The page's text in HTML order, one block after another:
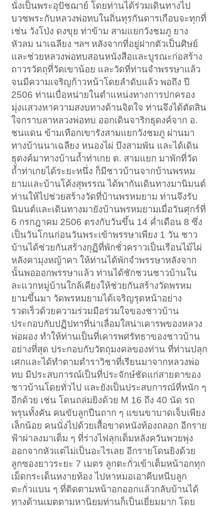
นั่งเป็นพระอุปัชฌาย์ โดยท่านได้ร่วมเดินทางไป
บวชพระกับหลวงพ่อทบในถิ่นทุรกันดารเกือบจะทุกที่
เช่น วังโป่ง ดงขุย ท่าข้าม สามแยกวังชมภู ยาง
หัวลม นาเฉลียง ฯลฯ หลังจากที่อยู่ฝากตัวเป็นศิษย์
และช่วยหลวงพ่อทบสอนหนังสือและบูรณะก่อสร้าง
ถาวรวัตถุที่วัดเขาน้อย และวัดที่ท่านจำพรรษาแล้ว
จนมีความเจริญก้าวหน้าโดยลำดับแล้ว พอถึง ปี
2506 ท่านเบื่อหน่ายในตำแหน่งทางการปกครอง
มุ่งแสวงหาความสงบทางด้านจิตใจ ท่านจึงได้ตัดสิน
ใจกราบลาหลวงพ่อทบ ออกเดินจาริกธุดงค์จาก อ.
ชนแดน ข้ามเทือกเขารังสามแยกวังชมภู ผ่านมา
ทางบ้านนาเฉลียง หนองไผ่ บึงสามพัน และได้เดิน
ธุดงค์มาทางบ้านถ้ำท่าเกย ต. สามแยก มาพักที่วัด
ถ้ำท่าเกยได้ระยะหนึ่ง ก็มีชาวบ้านจากบ้านพรหม
ยามและบ้านโค้งสุพรรณ ได้พากันเดินทางมานิมนต์
ท่านให้ไปช่วยสร้างวัดที่บ้านพรหมยาม ท่านจึงรับ
นิมนต์และเดินทางมายังบ้านพรหมยามเมื่อวันศุกร์ที่
6 กรกฎาคม 2506 ตรงกับวันขึ้น 14 ค่ำเดือน 8 ซึ่ง
เป็นวันโกนก่อนวันพระเข้าพรรษาเพียง 1 วัน ชาว
บ้านได้ช่วยกันสร้างกุฏิที่พักชั่วคราวเป็นเรือนไม้ไผ่
หลังคามุงหญ้าคา ให้ท่านได้พักจำพรรษาหลังจาก
นั้นพอออกพรรษาแล้ว ท่านได้ชักชวนชาวบ้านใน
ละแวกหมู่บ้านใกล้เคียงให้ช่วยกันสร้างวัดพรหม
ยามขึ้นมา วัดพรหมยามได้เจริญรุดหน้าอย่าง
รวดเร็วด้วยความร่วมมือร่วมใจของชาวบ้าน
ประกอบกับปฏิปทาที่น่าเลื่อมใสน่าเคารพของหลวง
พ่อผอง ทำให้ท่านเป็นที่เคารพศรัทธาของชาวบ้าน
อย่างที่สุด ประกอบกับวัตถุมงคลของท่าน ที่ท่านปลุก
เศกและได้ทำตามตำราวิชาที่เรียนมาจากหลวงพ่อ
ทบ มีประสบการณ์เป็นที่ประจักษ์ชัดแก่สายตาของ
ชาวบ้านโดยทั่วไป และยังเป็นประสบการณ์ที่หนัก ๆ
อีกด้วย เช่น โดนถล่มยิงด้วย M 16 ถึง 40 นัด รถ
พรุนทั้งคัน คนขับลูกปืนถาก ๆ แขนขาบาดเจ็บเพียง
เล็กน้อย คนนั่งไปด้วยเสื้อขาดหนังท้องถลอก อีกราย
ฟ้าผ่าลงมาเต็ม ๆ ที่ร่างไฟลุกเต็มหลังควันพวยพุ่ง
ออกจากหัวแต่ไม่เป็นอะไรเลย อีกรายโดนยิงด้วย
ลูกซองยาวระยะ 7 เมตร ลูกตะกั่วเข้าเต็มหน้าอกทุก
เม็ดกระเด็นหงายท้อง ไปหาหมอเอาคีบหนีบลูก
ตะกั่วแบน ๆ ที่ติดตามหน้าอกออกแล้วกลับบ้านได้
ทางด้านเมตตามหานิยมท่านก็เป็นเยี่ยมมาก โดย
3 ถัดไป >